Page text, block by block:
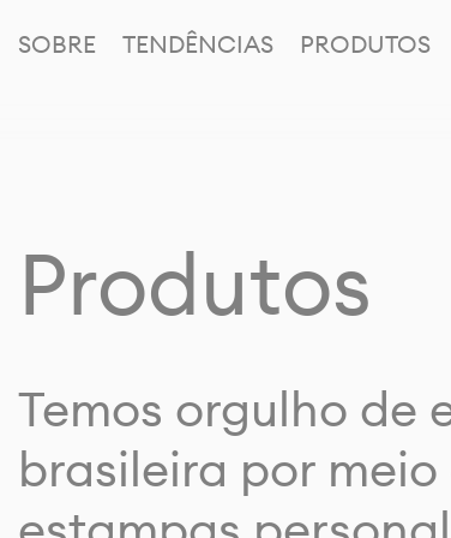
SOBRE TENDÊNCIAS PRODUTOS
Produtos
Temos orgulho de
brasileira por